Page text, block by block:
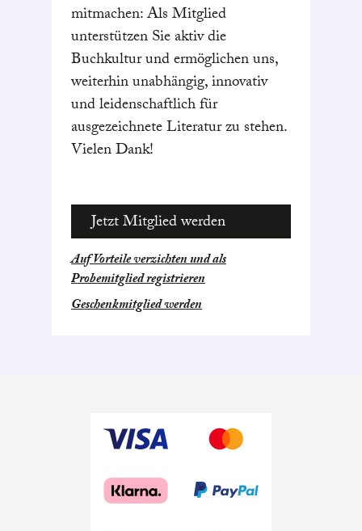
mitmachen: Als Mitglied
unterstützen Sie aktiv die
Buchkultur und ermöglichen uns,
weiterhin unabhängig, innovativ
und leidenschaftlich für
ausgezeichnete Literatur zu stehen.
Vielen Dank!
Jetzt Mitglied werden
Auf Vorteile verzichten und als
Probemitglied registrieren
Geschenkmitglied werden